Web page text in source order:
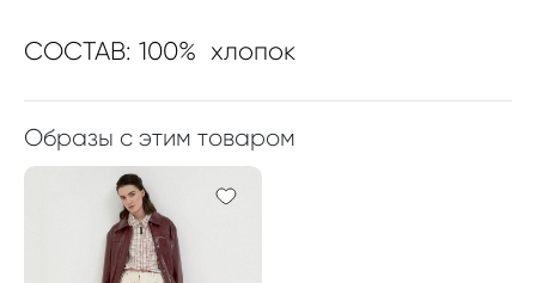
СОСТАВ: 100% хлопок
Образы с этим товаром